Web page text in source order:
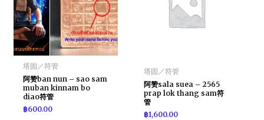
塔固／符管
阿赞ban nun – sao sam
muban kinnam bo
diao符管
฿600.00
塔固／符管
阿赞sala suea – 2565
prap lok thang sam符
管
฿1,600.00